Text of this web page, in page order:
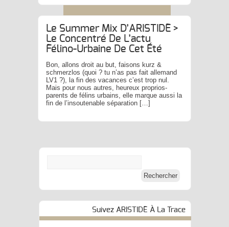
Le Summer Mix D’ARISTIDE >
Le Concentré De L’actu
Félino-Urbaine De Cet Été
Bon, allons droit au but, faisons kurz &
schmerzlos (quoi ? tu n’as pas fait allemand
LV1 ?), la fin des vacances c’est trop nul.
Mais pour nous autres, heureux proprios-
parents de félins urbains, elle marque aussi la
fin de l’insoutenable séparation […]
Suivez ARISTIDE À La Trace